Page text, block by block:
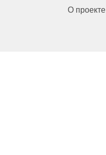
О проекте